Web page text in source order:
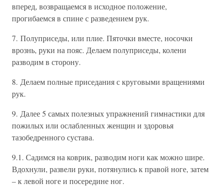
вперед, возвращаемся в исходное положение,
прогибаемся в спине с разведением рук.
7. Полуприседы, или плие. Пяточки вместе, носочки
врознь, руки на пояс. Делаем полуприседы, колени
разводим в сторону.
8. Делаем полные приседания с круговыми вращениями
рук.
9. Далее 5 самых полезных упражнений гимнастики для
пожилых или ослабленных женщин и здоровья
тазобедренного сустава.
9.1. Садимся на коврик, разводим ноги как можно шире.
Вдохнули, развели руки, потянулись к правой ноге, затем
– к левой ноге и посередине ног.